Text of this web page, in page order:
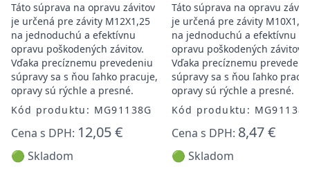
Táto súprava na opravu závitov
je určená pre závity M12X1,25
na jednoduchú a efektívnu
opravu poškodených závitov.
Vďaka precíznemu prevedeniu
súpravy sa s ňou ľahko pracuje,
opravy sú rýchle a presné.
Kód produktu: MG91138G
Cena s DPH: 12,05 €
🟢 Skladom
Táto súprava na opravu
je určená pre závity M10X1,25
na jednoduchú a efektívnu
opravu poškodených závitov.
Vďaka precíznemu
súpravy sa s ňou ľahko
opravy sú rýchle a presné.
Kód produktu:
Cena s DPH: 8,47 €
🟢 Skladom